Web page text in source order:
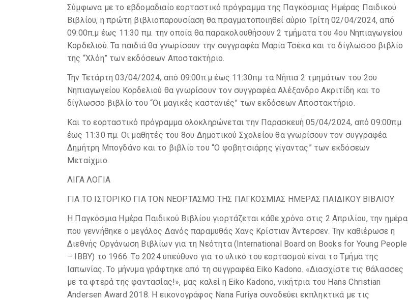
Σύμφωνα με το εβδομαδιαίο εορταστικό πρόγραμμα της Παγκόσμιας Ημέρας Παιδικού
Βιβλίου, η πρώτη βιβλιοπαρουσίαση θα πραγματοποιηθεί αύριο Τρίτη 02/04/2024, από
09:00π.μ έως 11:30 πμ. την οποία θα παρακολουθήσουν 2 τμήματα του 4ου Νηπιαγωγείου
Κορδελιού. Τα παιδιά θα γνωρίσουν την συγγραφέα Μαρία Τσέκα και το δίγλωσσο βιβλίο
της “Χλόη” των εκδόσεων Αποστακτήριο.
Την Τετάρτη 03/04/2024, από 09:00π.μ έως 11:30πμ τα Νήπια 2 τμημάτων του 2ου
Νηπιαγωγείου Κορδελιού θα γνωρίσουν τον συγγραφέα Αλέξανδρο Ακριτίδη και το
δίγλωσσο βιβλίο του “Οι μαγικές καστανιές” των εκδόσεων Αποστακτήριο.
Και το εορταστικό πρόγραμμα ολοκληρώνεται την Παρασκευή 05/04/2024, από 09:00πμ
έως 11:30 πμ. Οι μαθητές του 8ου Δημοτικού Σχολείου θα γνωρίσουν τον συγγραφέα
Δημήτρη Μπογδάνο και το βιβλίο του “Ο φοβητσιάρης γίγαντας” των εκδόσεων
Μεταίχμιο.
ΛΙΓΑ ΛΟΓΙΑ
ΓΙΑ ΤΟ ΙΣΤΟΡΙΚΟ ΓΙΑ ΤΟΝ ΝΕΟΡΤΑΣΜΟ ΤΗΣ ΠΑΓΚΟΣΜΙΑΣ ΗΜΕΡΑΣ ΠΑΙΔΙΚΟΥ ΒΙΒΛΙΟΥ
Η Παγκόσμια Ημέρα Παιδικού Βιβλίου γιορτάζεται κάθε χρόνο στις 2 Απριλίου, την ημέρα
που γεννήθηκε ο μεγάλος Δανός παραμυθάς Χανς Κρίστιαν Άντερσεν. Την καθιέρωσε η
Διεθνής Οργάνωση Βιβλίων για τη Νεότητα (Ιnternational Board on Books for Young People
– ΙΒΒΥ) το 1966. Το 2024 υπεύθυνο για το υλικό του εορτασμού είναι το Τμήμα της
Ιαπωνίας. Το μήνυμα γράφτηκε από τη συγγραφέα Eiko Kadono. «Διασχίστε τις θάλασσες
με τα φτερά της φαντασίας!», μας καλεί η Eiko Kadono, νικήτρια του Hans Christian
Andersen Award 2018. Η εικονογράφος Nana Furiya συνοδεύει εκπληκτικά με τις